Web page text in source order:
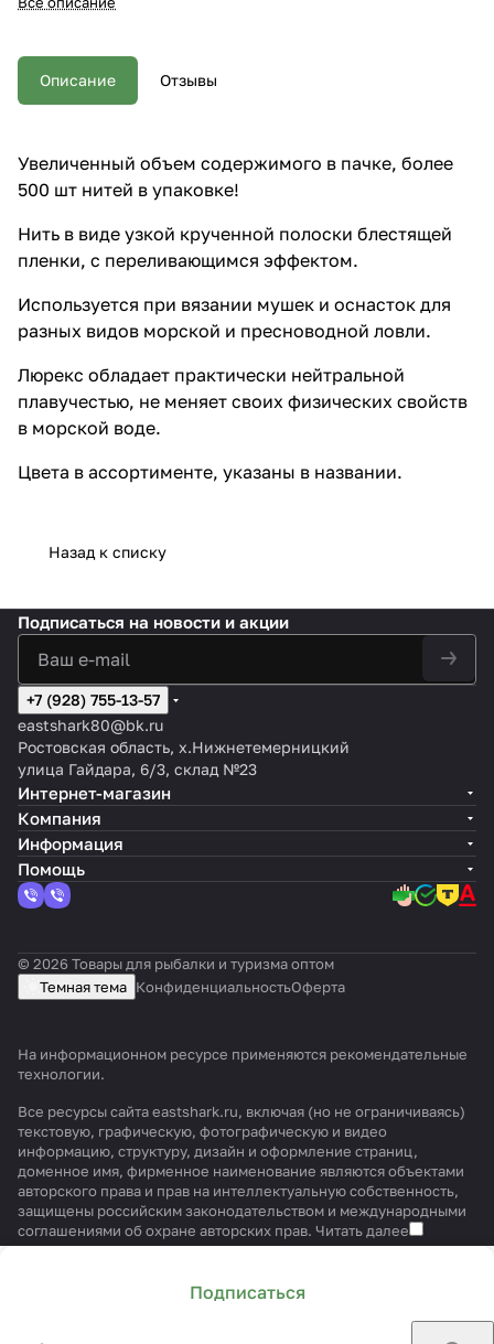
переливающимся эффектом.
мушек и оснасток для разных
видов морской и пресноводной
ловли. Люрекс обладает
воде. Цвета в ассортименте,
указаны в названии.
Описание Отзывы
Увеличенный объем содержимого в пачке, более
500 шт нитей в упаковке!
Нить в виде узкой крученной полоски блестящей
пленки, с переливающимся эффектом.
Используется при вязании мушек и оснасток для
разных видов морской и пресноводной ловли.
Люрекс обладает практически нейтральной
плавучестью, не меняет своих физических свойств
в морской воде.
Цвета в ассортименте, указаны в названии.
Назад к списку
Подписаться
Подписаться на новости и акции
+7 (928) 755-13-57
eastshark80@bk.ru
Ростовская область, х.Нижнетемерницкий
улица Гайдара, 6/3, склад №23
Интернет-магазин
Компания
Информация
Помощь
© 2026 Товары для рыбалки и туризма оптом
Темная тема КонфиденциальностьОферта
На информационном ресурсе применяются рекомендательные
технологии.
Все ресурсы сайта eastshark.ru, включая (но не ограничиваясь)
текстовую, графическую, фотографическую и видео
информацию, структуру, дизайн и оформление страниц,
доменное имя, фирменное наименование являются объектами
авторского права и прав на интеллектуальную собственность,
защищены российским законодательством и международными
соглашениями об охране авторских прав. Читать далее